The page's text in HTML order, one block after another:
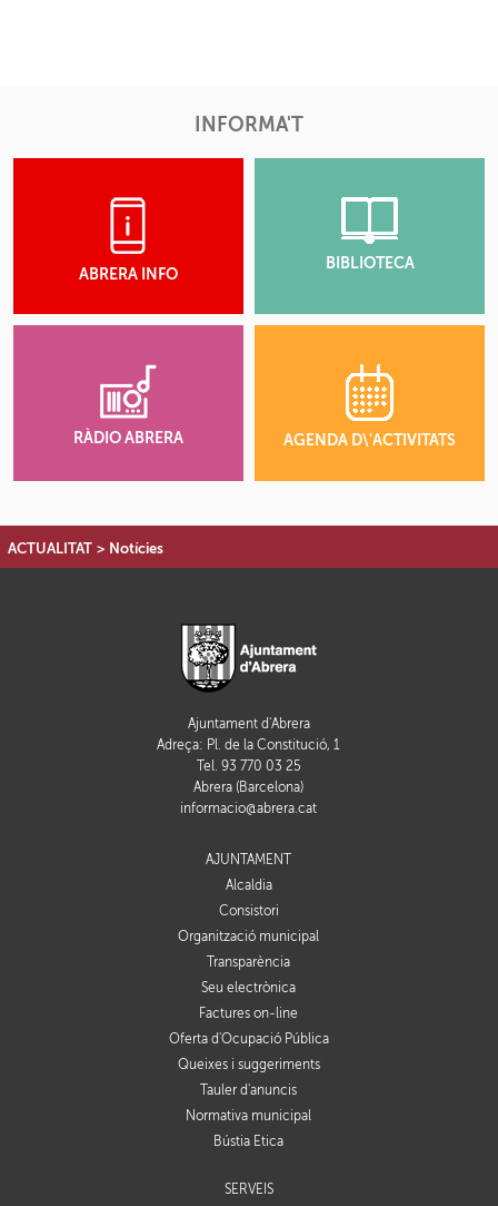
INFORMA'T
ABRERA INFO
BIBLIOTECA
RÀDIO ABRERA AGENDA D\'ACTIVITATS
ACTUALITAT > Notícies
Ajuntament d'Abrera
Adreça: Pl. de la Constitució, 1
Tel. 93 770 03 25
Abrera (Barcelona)
informacio@abrera.cat
AJUNTAMENT
Alcaldia
Consistori
Organització municipal
Transparència
Seu electrònica
Factures on-line
Oferta d'Ocupació Pública
Queixes i suggeriments
Tauler d'anuncis
Normativa municipal
Bústia Ètica
SERVEIS